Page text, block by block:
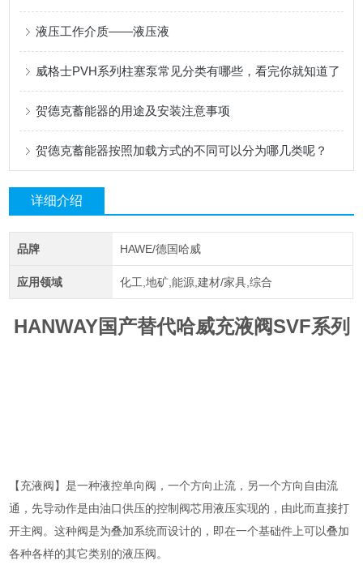
液压工作介质——液压液
威格士PVH系列柱塞泵常见分类有哪些，看完你就知道了
贺德克蓄能器的用途及安装注意事项
贺德克蓄能器按照加载方式的不同可以分为哪几类呢？
详细介绍
品牌 HAWE/德国哈威
应用领域 化工,地矿,能源,建材/家具,综合
HANWAY国产替代哈威充液阀SVF系列
【充液阀】是一种液控单向阀，一个方向止流，另一个方向自由流
通，先导动作是由油口供压的控制阀芯用液压实现的，由此而直接打
开主阀。这种阀是为叠加系统而设计的，即在一个基础件上可以叠加
各种各样的其它类别的液压阀。